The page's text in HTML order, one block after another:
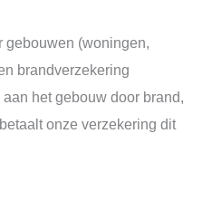
gebouwen (woningen,
brandverzekering
het gebouw door brand,
onze verzekering dit